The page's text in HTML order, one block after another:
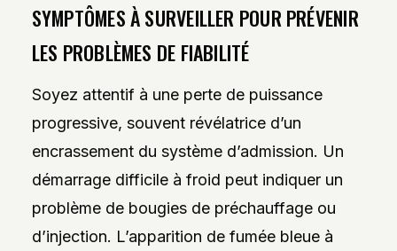
SYMPTÔMES À SURVEILLER POUR PRÉVENIR
LES PROBLÈMES DE FIABILITÉ
Soyez attentif à une perte de puissance
progressive, souvent révélatrice d’un
encrassement du système d’admission. Un
démarrage difficile à froid peut indiquer un
problème de bougies de préchauffage ou
d’injection. L’apparition de fumée bleue à